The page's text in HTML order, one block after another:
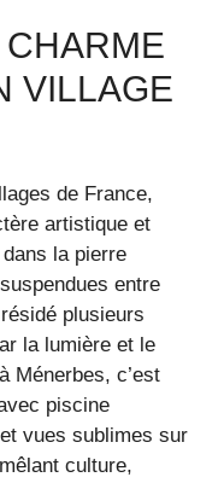
VILLAGE
de France,
artistique et
la pierre
entre
plusieurs
la lumière et le
Ménerbes, c’est
piscine
vues sublimes sur
culture,